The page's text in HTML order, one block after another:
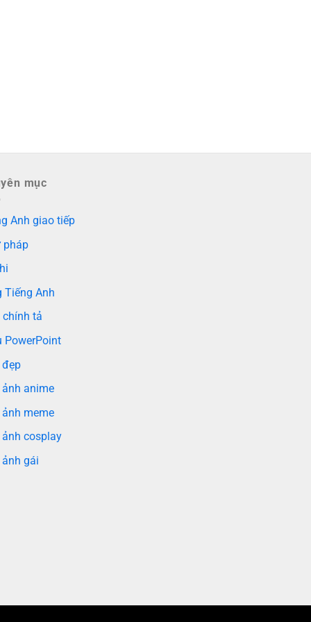
mục
Anh giao tiếp
pháp
Tiếng Anh
chính tả
PowerPoint
đẹp
ảnh anime
meme
ảnh cosplay
gái